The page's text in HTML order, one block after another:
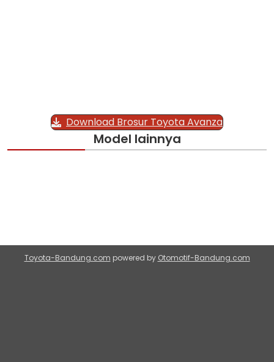
Download Brosur Toyota Avanza
Model lainnya
Toyota-Bandung.com powered by Otomotif-Bandung.com